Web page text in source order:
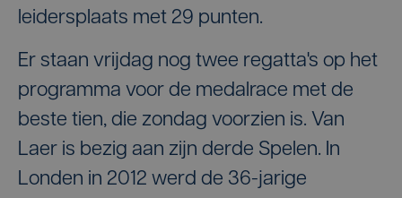
leidersplaats met 29 punten.
Er staan vrijdag nog twee regatta's op het
programma voor de medalrace met de
beste tien, die zondag voorzien is. Van
Laer is bezig aan zijn derde Spelen. In
Londen in 2012 werd de 36-jarige